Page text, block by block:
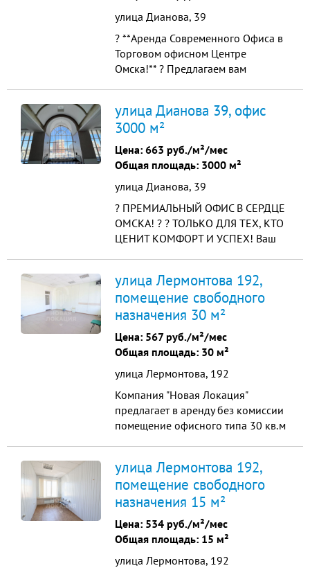
комфорта ...
улица Дианова, 39
? **Аренда Современного Офиса в
Торговом офисном Центре
Омска!** ? Предлагаем вам
престижном торговом центре по
адресу: г. Омск, ул. Дианова, 39.
Общая площадь составляет 5000
м², а высота потолков — 4 м, что
комфорта ...
улица Дианова 39, офис
3000 м²
Цена: 663 руб./м²/мес
Общая площадь: 3000 м²
улица Дианова, 39
? ПРЕМИАЛЬНЫЙ ОФИС В СЕРДЦЕ
ОМСКА! ? ? ТОЛЬКО ДЛЯ ТЕХ, КТО
ЦЕНИТ КОМФОРТ И УСПЕХ! Ваш
в самом престижном торговом
центре города. ? ЧТО ВЫ
ПОЛУЧАЕТЕ: - Роскошные
кабинеты с панорамными окнами
и высотой потолков 4 метра -
Полностью оборудо...
улица Лермонтова 192,
помещение свободного
назначения 30 м²
Цена: 567 руб./м²/мес
Общая площадь: 30 м²
улица Лермонтова, 192
Компания "Новая Локация"
предлагает в аренду без комиссии
помещение офисного типа 30 кв.м
доступность - свежий ремонт -
помещение расположено на 2
этаже - доступ с 7 до 21 часов -
коммунальные включены в
стоимость арендной платы
(интернет оплачивает...
улица Лермонтова 192,
помещение свободного
назначения 15 м²
Цена: 534 руб./м²/мес
Общая площадь: 15 м²
улица Лермонтова, 192